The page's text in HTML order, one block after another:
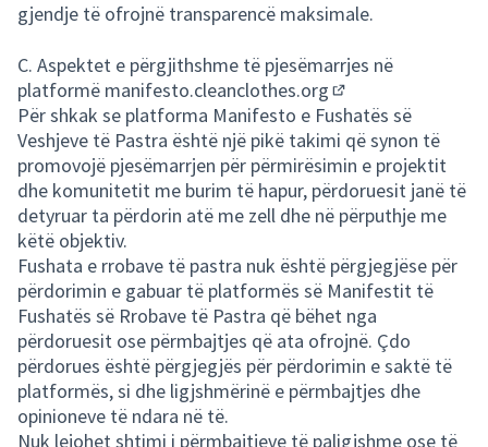
gjendje të ofrojnë transparencë maksimale.
C. Aspektet e përgjithshme të pjesëmarrjes në
platformë manifesto.cleanclothes.org
(Opens in new tab)
Për shkak se platforma Manifesto e Fushatës së
Veshjeve të Pastra është një pikë takimi që synon të
promovojë pjesëmarrjen për përmirësimin e projektit
dhe komunitetit me burim të hapur, përdoruesit janë të
detyruar ta përdorin atë me zell dhe në përputhje me
këtë objektiv.
Fushata e rrobave të pastra nuk është përgjegjëse për
përdorimin e gabuar të platformës së Manifestit të
Fushatës së Rrobave të Pastra që bëhet nga
përdoruesit ose përmbajtjes që ata ofrojnë. Çdo
përdorues është përgjegjës për përdorimin e saktë të
platformës, si dhe ligjshmërinë e përmbajtjes dhe
opinioneve të ndara në të.
Nuk lejohet shtimi i përmbajtjeve të paligjshme ose të